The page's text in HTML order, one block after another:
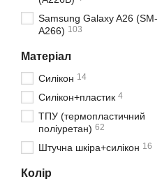
Samsung Galaxy A26 (SM-
A266) 103
Матеріал
Силікон 14
Силікон+пластик 4
ТПУ (термопластичний
поліуретан) 62
Штучна шкіра+силікон 16
Колір